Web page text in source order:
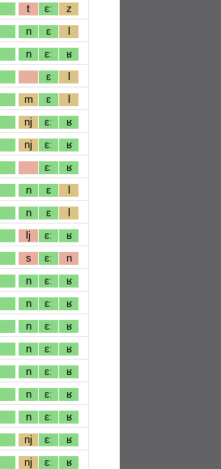
t ɛː z
n ɛ l
n ɛː ʁ
ɛ l
m ɛ l
nj ɛː ʁ
nj ɛː ʁ
ɛː ʁ
n ɛ l
n ɛ l
lj ɛː ʁ
s ɛː n
n ɛː ʁ
n ɛː ʁ
n ɛː ʁ
n ɛː ʁ
n ɛː ʁ
n ɛː ʁ
n ɛː ʁ
nj ɛː ʁ
nj ɛː ʁ